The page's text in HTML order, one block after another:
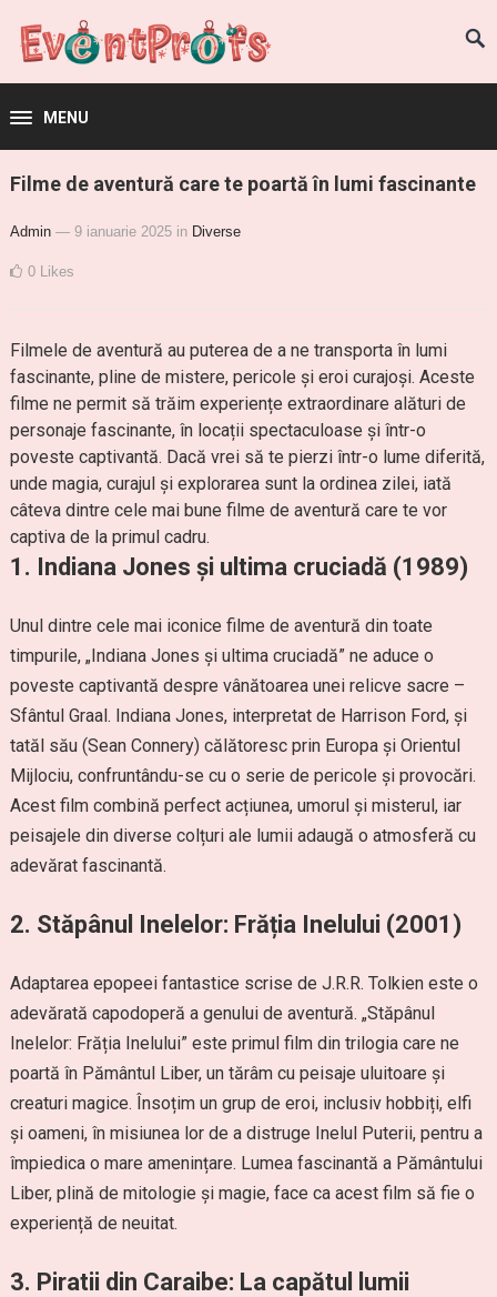
MENU
Filme de aventură care te poartă în lumi fascinante
Admin — 9 ianuarie 2025 in Diverse
0 Likes
Filmele de aventură au puterea de a ne transporta în lumi
fascinante, pline de mistere, pericole și eroi curajoși. Aceste
filme ne permit să trăim experiențe extraordinare alături de
personaje fascinante, în locații spectaculoase și într-o
poveste captivantă. Dacă vrei să te pierzi într-o lume diferită,
unde magia, curajul și explorarea sunt la ordinea zilei, iată
câteva dintre cele mai bune filme de aventură care te vor
captiva de la primul cadru.
1. Indiana Jones și ultima cruciadă (1989)
Unul dintre cele mai iconice filme de aventură din toate
timpurile, „Indiana Jones și ultima cruciadă” ne aduce o
poveste captivantă despre vânătoarea unei relicve sacre –
Sfântul Graal. Indiana Jones, interpretat de Harrison Ford, și
tatăl său (Sean Connery) călătoresc prin Europa și Orientul
Mijlociu, confruntându-se cu o serie de pericole și provocări.
Acest film combină perfect acțiunea, umorul și misterul, iar
peisajele din diverse colțuri ale lumii adaugă o atmosferă cu
adevărat fascinantă.
2. Stăpânul Inelelor: Frăția Inelului (2001)
Adaptarea epopeei fantastice scrise de J.R.R. Tolkien este o
adevărată capodoperă a genului de aventură. „Stăpânul
Inelelor: Frăția Inelului” este primul film din trilogia care ne
poartă în Pământul Liber, un tărâm cu peisaje uluitoare și
creaturi magice. Însoțim un grup de eroi, inclusiv hobbiți, elfi
și oameni, în misiunea lor de a distruge Inelul Puterii, pentru a
împiedica o mare amenințare. Lumea fascinantă a Pământului
Liber, plină de mitologie și magie, face ca acest film să fie o
experiență de neuitat.
3. Piratii din Caraibe: La capătul lumii